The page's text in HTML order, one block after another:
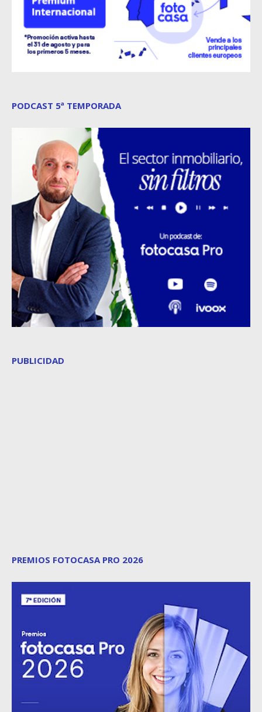
PODCAST 5ª TEMPORADA
PUBLICIDAD
PREMIOS FOTOCASA PRO 2026